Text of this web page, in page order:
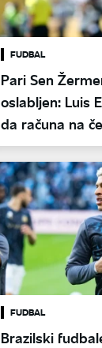
FUDBAL
Pari Sen
oslabljen: Luis
da računa na
Oksera
FUDBAL
Brazilski